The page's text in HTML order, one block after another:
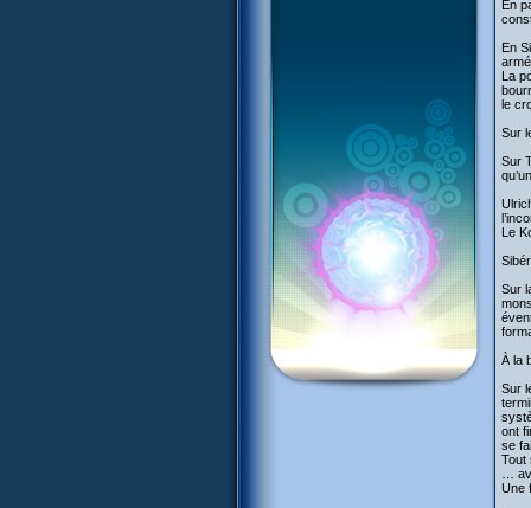
En
En
La
le
Sur
Sur
Le
Sur
À la
Sur
ont
se
Tout
…
Une